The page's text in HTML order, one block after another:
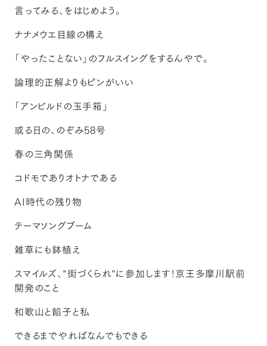
言ってみる、をはじめよう。
ナナメウエ目線の構え
「やったことない」のフルスイングをするんやで。
論理的正解よりもピンがいい
「アンビルドの玉手箱」
或る日の、のぞみ58号
春の三角関係
コドモでありオトナである
AI時代の残り物
テーマソングブーム
雑草にも鉢植え
スマイルズ、”街づくられ”に参加します！京王多摩川駅前
開発のこと
和歌山と餡子と私
できるまでやればなんでもできる